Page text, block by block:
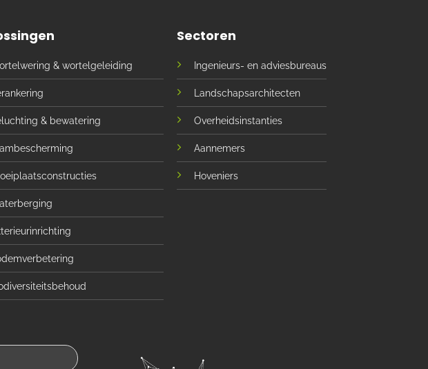
& wortelgeleiding
& bewatering
Sectoren
Ingenieurs- en adviesbureaus
Landschapsarchitecten
Overheidsinstanties
Aannemers
Hoveniers